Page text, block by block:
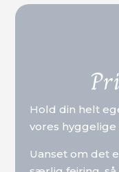
Hold din helt
vores
Uanset om det